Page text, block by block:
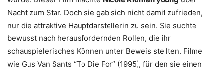
Nacht zum Star. Doch sie gab sich nicht damit zufrieden,
nur die attraktive Hauptdarstellerin zu sein. Sie suchte
bewusst nach herausfordernden Rollen, die ihr
schauspielerisches Können unter Beweis stellten. Filme
wie Gus Van Sants “To Die For” (1995), für den sie einen